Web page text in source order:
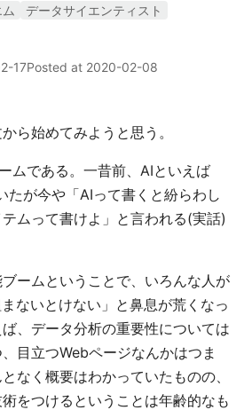
データサイエンティスト
17Posted at 2020-02-08
ら始めてみようと思う。
ムである。一昔前、AIといえば
が今や「AIって書くと紛らわし
ムって書けよ」と言われる(実話)
ームということで、いろんな人が
ないとけない」と鼻息が荒くなっ
、データ分析の重要性については
目立つWebページなんかはつま
なく概要はわかっていたものの、
をつけるということは年齢的なも